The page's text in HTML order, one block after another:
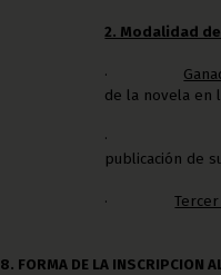
2. Modalidad de
·
de la novela en
·
publicación de
·
8. FORMA DE LA INSCRIPCION